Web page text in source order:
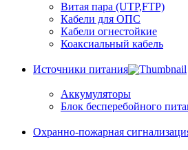
Витая пара (UTP,FTP)
Кабели для ОПС
Кабели огнестойкие
Коаксиальный кабель
Источники питания
Аккумуляторы
Блок бесперебойного
Охранно-пожарная